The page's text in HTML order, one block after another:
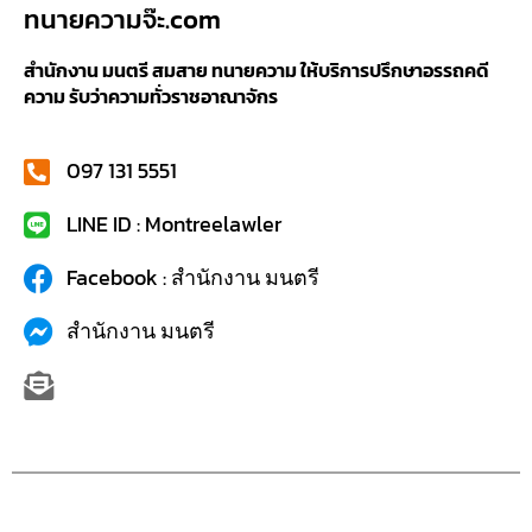
ทนายความจ๊ะ.com
สำนักงาน มนตรี สมสาย ทนายความ ให้บริการปรึกษาอรรถคดี
ความ รับว่าความทั่วราชอาณาจักร
097 131 5551
LINE ID : Montreelawler
Facebook : สำนักงาน มนตรี
สำนักงาน มนตรี